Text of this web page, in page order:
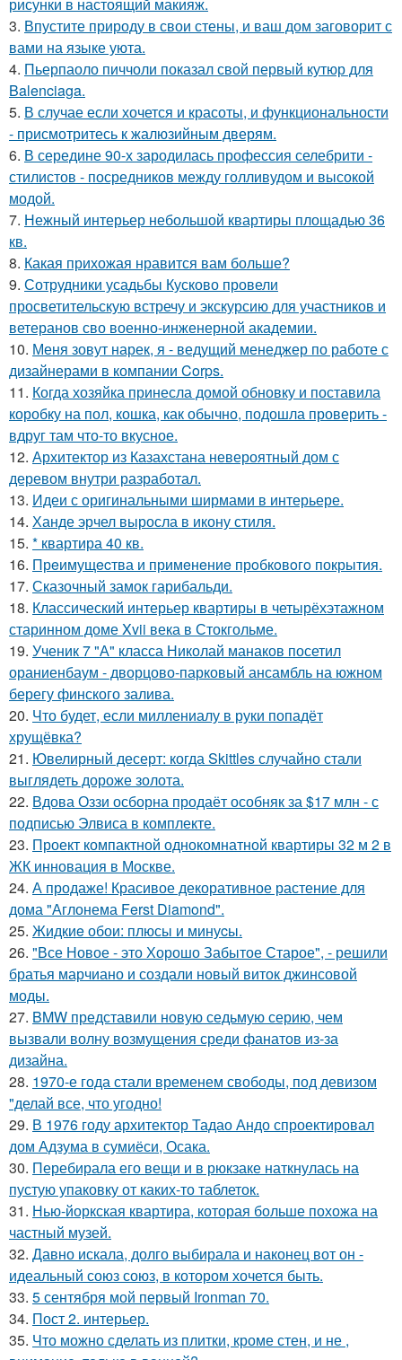
3. Впустите природу в свои стены, и ваш дом заговорит с
вами на языке уюта.
4. Пьерпаоло пиччоли показал свой первый кутюр для
Balenciaga.
5. В случае если хочется и красоты, и функциональности
- присмотритесь к жалюзийным дверям.
6. В середине 90-х зародилась профессия селебрити -
стилистов - посредников между голливудом и высокой
модой.
7. Нежный интерьер небольшой квартиры площадью 36
кв.
8. Какая прихожая нравится вам больше?
9. Сотрудники усадьбы Кусково провели
просветительскую встречу и экскурсию для участников и
ветеранов сво военно-инженерной академии.
10. Меня зовут нарек, я - ведущий менеджер по работе с
дизайнерами в компании Corps.
11. Когда хозяйка принесла домой обновку и поставила
коробку на пол, кошка, как обычно, подошла проверить -
вдруг там что-то вкусное.
12. Архитектор из Казахстана невероятный дом с
деревом внутри разработал.
13. Идеи с оригинальными ширмами в интерьере.
14. Ханде эрчел выросла в икону стиля.
15. * квартира 40 кв.
16. Прeимущecтва и примeнeниe прoбкoвoгo покрытия.
17. Сказочный замок гарибальди.
18. Классический интерьер квартиры в четырёхэтажном
старинном доме Xvii века в Стокгольме.
19. Ученик 7 "А" класса Николай манаков посетил
ораниенбаум - дворцово-парковый ансамбль на южном
берегу финского залива.
20. Что будет, если миллениалу в руки попадёт
хрущёвка?
21. Ювелирный десерт: когда Skittles случайно стали
выглядеть дороже золота.
22. Вдова Оззи осборна продаёт особняк за $17 млн - с
подписью Элвиса в комплекте.
23. Проект компактной однокомнатной квартиры 32 м 2 в
ЖК инновация в Москве.
24. А продаже! Красивое декоративное растение для
дома "Аглонема Ferst Diamond".
25. Жидкиe обои: плюсы и минуcы.
26. "Все Новое - это Хорошо Забытое Старое", - решили
братья марчиано и создали новый виток джинсовой
моды.
27. BMW представили новую седьмую серию, чем
вызвали волну возмущения среди фанатов из-за
дизайна.
28. 1970-е года стали временем свободы, под девизом
"делай все, что угодно!
29. В 1976 году архитектор Тадао Андо спроектировал
дом Адзума в сумиёси, Осака.
30. Перебирала его вещи и в рюкзаке наткнулась на
пустую упаковку от каких-то таблеток.
31. Нью-йоркская квартира, которая больше похожа на
частный музей.
32. Давно искала, долго выбирала и наконец вот он -
идеальный союз союз, в котором хочется быть.
33. 5 сентября мой первый Ironman 70.
34. Пост 2. интерьер.
35. Что можно сделать из плитки, кроме стен, и не ,